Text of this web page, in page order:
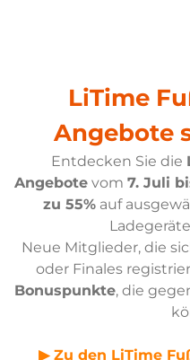
LiTime
Angebote
Entdecken Sie die
Angebote vom 7. Juli
zu 55%auf
Neue Mitglieder, die
oder Finales
Bonuspunkte, die
▶ Zu den LiTime